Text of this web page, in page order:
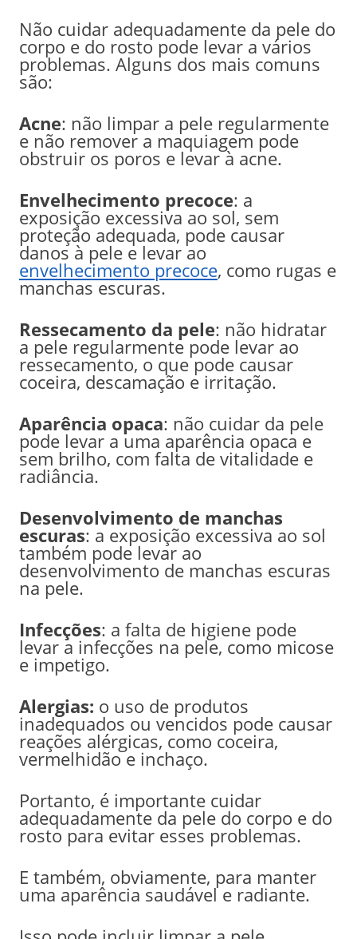
Não cuidar adequadamente da pele do
corpo e do rosto pode levar a vários
problemas. Alguns dos mais comuns
são:
Acne: não limpar a pele regularmente
e não remover a maquiagem pode
obstruir os poros e levar à acne.
Envelhecimento precoce: a
exposição excessiva ao sol, sem
proteção adequada, pode causar
danos à pele e levar ao
envelhecimento precoce, como rugas e
manchas escuras.
Ressecamento da pele: não hidratar
a pele regularmente pode levar ao
ressecamento, o que pode causar
coceira, descamação e irritação.
Aparência opaca: não cuidar da pele
pode levar a uma aparência opaca e
sem brilho, com falta de vitalidade e
radiância.
Desenvolvimento de manchas
escuras: a exposição excessiva ao sol
também pode levar ao
desenvolvimento de manchas escuras
na pele.
Infecções: a falta de higiene pode
levar a infecções na pele, como micose
e impetigo.
Alergias: o uso de produtos
inadequados ou vencidos pode causar
reações alérgicas, como coceira,
vermelhidão e inchaço.
Portanto, é importante cuidar
adequadamente da pele do corpo e do
rosto para evitar esses problemas.
E também, obviamente, para manter
uma aparência saudável e radiante.